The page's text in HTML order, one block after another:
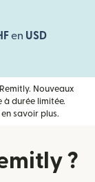
en USD
Nouveaux
durée limitée.
dans une nouvelle
savoir plus.
?